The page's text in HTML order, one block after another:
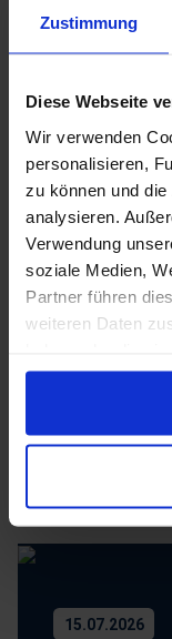
Zustimmung
Diese Webseite
Wir verwenden
personalisieren,
zu können und
analysieren.
Verwendung
soziale Medien,
Partner führen
weiteren Daten
gesammelt haben.
Anodenofen
Wasserstoff
Zur vollständigen
Auf
Weitere News
15.07.2026